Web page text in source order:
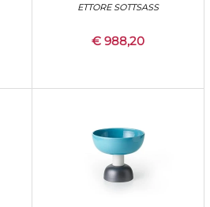
ETTORE SOTTSASS
€ 988,20